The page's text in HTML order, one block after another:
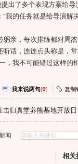
出了多个表现方案给
我的任务就是给导演解
亲，每次排练都对周杰
听话，连连点头称是，
，我不可能错过这样的
我来说两句(0) 复制
击归真堂养熊基地开放日
闻
相关